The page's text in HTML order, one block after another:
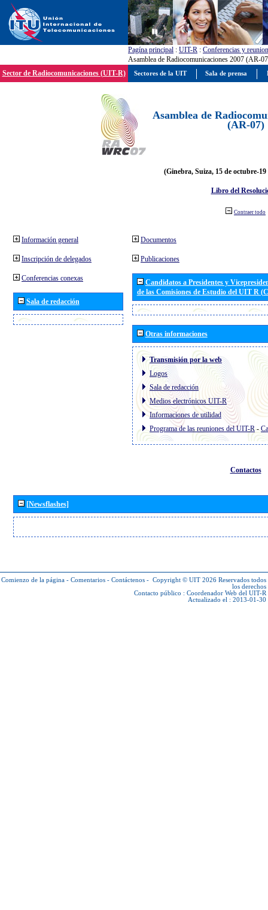
Pagína principal : UIT-R : Conferencias y
Asamblea de Radiocomunicaciones 2007 (AR-
Sector de Radiocomunicaciones (UIT-R)
Asamblea de
(AR-07)
(Ginebra, Suiza, 15 de octubre-19
Libro del
Contraer todo
Información general
Inscripción de delegados
Conferencias conexas
Sala de redacción
Documentos
Publicaciones
Candidatos a Presidentes y
de las Comisiones de Estudio del UIT R
Otras informaciones
Transmisión por la web
Logos
Sala de redacción
Medios electrónicos UIT-R
Informaciones de utilidad
Programa de las reuniones del UIT-R-
Contactos
[Newsflashes]
Comienzo de la página - Comentarios - Contáctenos - Copyright © UIT 2026 Reservados todos
los derechos
Contacto público : Coordenador Web del UIT-R
Actualizado el : 2013-01-30
Sectores de la UIT Sala de prensa